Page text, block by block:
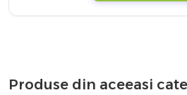
Produse din aceeasi